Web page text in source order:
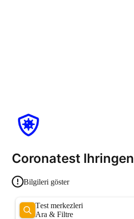
Coronatest Ihringen
Bilgileri göster
Test merkezleri
Ara & Filtre